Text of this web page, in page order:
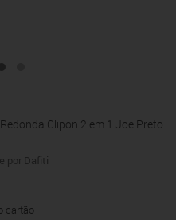
Clipon 2 em 1 Joe Preto
por Dafiti
cartão